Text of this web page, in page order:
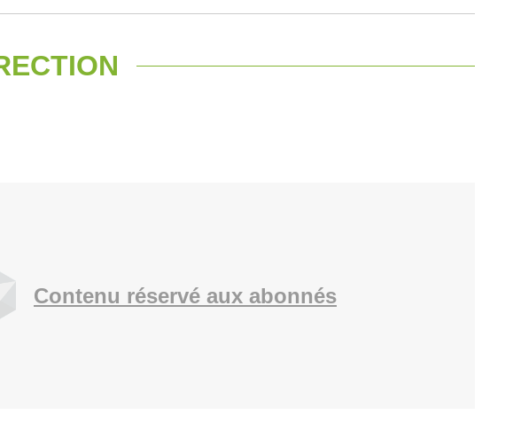
Contenu réservé aux abonnés